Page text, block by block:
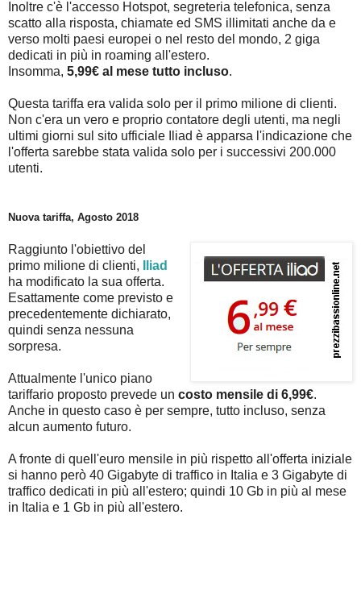
Inoltre c'è l'accesso Hotspot, segreteria telefonica, senza
scatto alla risposta, chiamate ed SMS illimitati anche da e
verso molti paesi europei o nel resto del mondo, 2 giga
dedicati in più in roaming all'estero.
Insomma, 5,99€ al mese tutto incluso.
Questa tariffa era valida solo per il primo milione di clienti.
Non c'era un vero e proprio contatore degli utenti, ma negli
ultimi giorni sul sito ufficiale Iliad è apparsa l'indicazione che
l'offerta sarebbe stata valida solo per i successivi 200.000
utenti.
Nuova tariffa, Agosto 2018
Raggiunto l'obiettivo del
primo milione di clienti,
Iliad
ha modificato la sua offerta.
Esattamente come previsto e
precedentemente dichiarato,
quindi senza nessuna
sorpresa.
Attualmente l'unico piano
tariffario proposto prevede un costo mensile di 6,99€.
Anche in questo caso è per sempre, tutto incluso, senza
alcun aumento futuro.
A fronte di quell'euro mensile in più rispetto all'offerta iniziale
si hanno però 40 Gigabyte di traffico in Italia e 3 Gigabyte di
traffico dedicati in più all'estero; quindi 10 Gb in più al mese
in Italia e 1 Gb in più all'estero.